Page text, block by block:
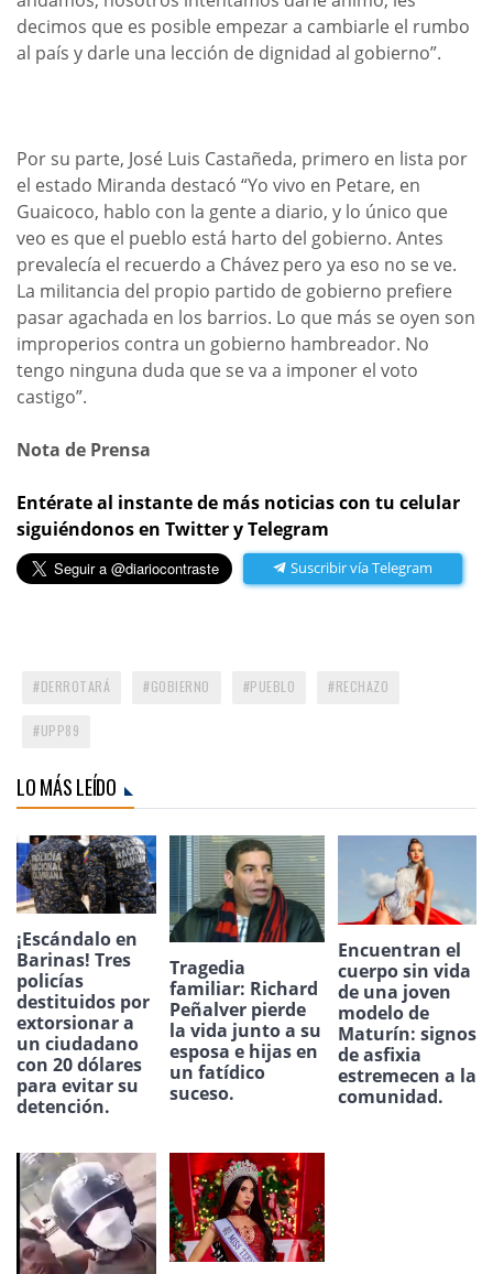
decimos que es posible empezar a cambiarle el rumbo
al país y darle una lección de dignidad al gobierno”.
Por su parte, José Luis Castañeda, primero en lista por
el estado Miranda destacó “Yo vivo en Petare, en
Guaicoco, hablo con la gente a diario, y lo único que
veo es que el pueblo está harto del gobierno. Antes
prevalecía el recuerdo a Chávez pero ya eso no se ve.
La militancia del propio partido de gobierno prefiere
pasar agachada en los barrios. Lo que más se oyen son
improperios contra un gobierno hambreador. No
tengo ninguna duda que se va a imponer el voto
castigo”.
Nota de Prensa
Entérate al instante de más noticias con tu celular
siguiéndonos en Twitter y Telegram
Suscribir vía Telegram
DERROTARÁ GOBIERNO PUEBLO RECHAZO
UPP89
LO MÁS LEÍDO
¡Escándalo en
Barinas! Tres
policías
destituidos por
extorsionar a
un ciudadano
con 20 dólares
para evitar su
detención.
Tragedia
familiar: Richard
Peñalver pierde
la vida junto a su
esposa e hijas en
un fatídico
suceso.
Encuentran el
cuerpo sin vida
de una joven
modelo de
Maturín: signos
de asfixia
estremecen a la
comunidad.